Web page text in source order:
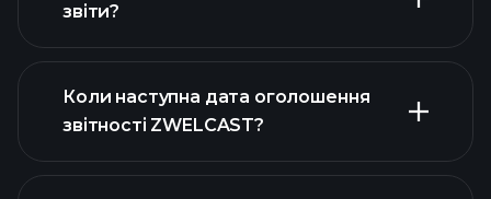
звіти?
фінансовими звітами ZWELCAST
Коли наступна дата оголошення
звітності ZWELCAST?